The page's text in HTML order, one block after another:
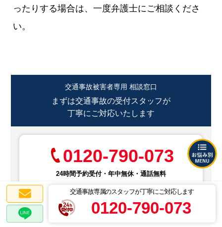
交通事故専属のスタッフが丁寧にご対応します
0120-790-073
ったりする場合は、一度弁護士にご相談くださ
い。
交通事故被害者専用 相談窓口
まずは交通事故の受付スタッフが
丁寧にご対応いたします
0120-790-073
24時間予約受付・年中無休・通話無料
メール相談 LINE相談